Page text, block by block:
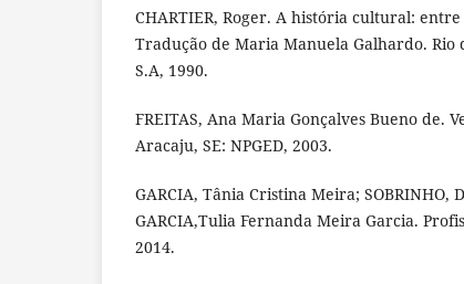
CHARTIER, Roger. A história cultural:
Tradução de Maria Manuela Galhardo. Rio
S.A, 1990.
FREITAS, Ana Maria Gonçalves Bueno de.
Aracaju, SE: NPGED, 2003.
GARCIA, Tânia Cristina Meira; SOBRINHO,
GARCIA,Tulia Fernanda Meira Garcia.
2014.